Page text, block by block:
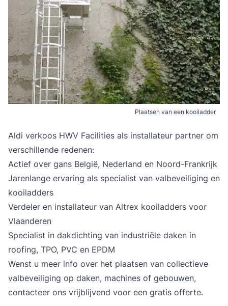
Plaatsen van een kooiladder
Aldi verkoos HWV Facilities als installateur partner om
verschillende redenen:
Actief over gans België, Nederland en Noord-Frankrijk
Jarenlange ervaring als specialist van valbeveiliging en
kooiladders
Verdeler en installateur van Altrex kooiladders voor
Vlaanderen
Specialist in dakdichting van industriële daken in
roofing, TPO, PVC en EPDM
Wenst u meer info over het plaatsen van collectieve
valbeveiliging op daken, machines of gebouwen,
contacteer ons vrijblijvend voor een gratis offerte.